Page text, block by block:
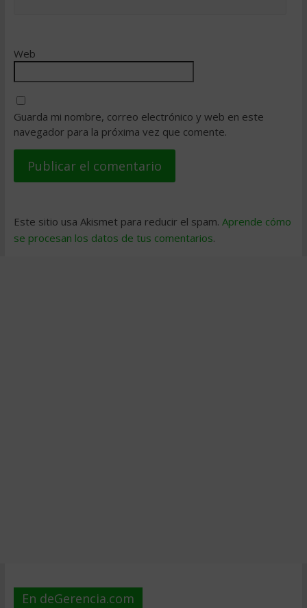
Web
Guarda mi nombre, correo electrónico y web en este
navegador para la próxima vez que comente.
Este sitio usa Akismet para reducir el spam. Aprende cómo
se procesan los datos de tus comentarios.
En deGerencia.com